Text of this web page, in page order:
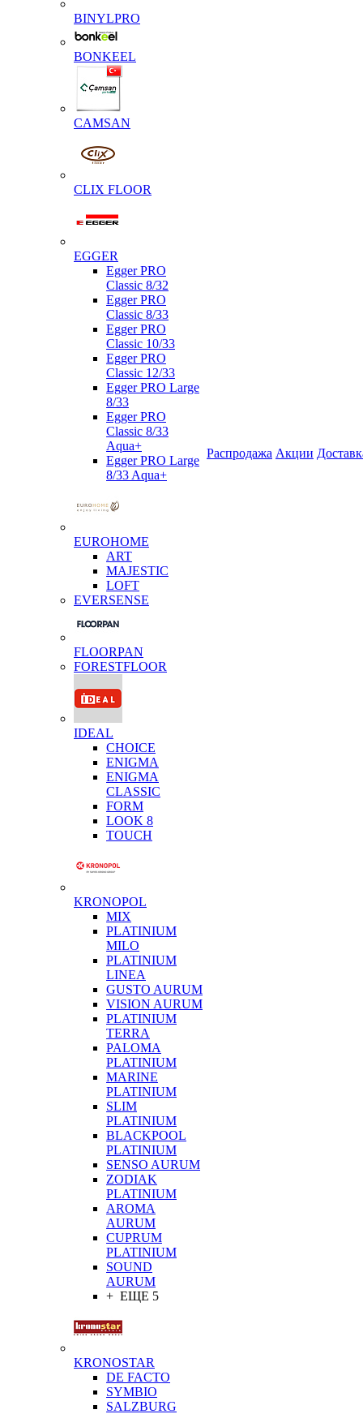
BINYLPRO
BONKEEL
CAMSAN
CLIX FLOOR
EGGER
Egger PRO
Classic 8/32
Egger PRO
Classic 8/33
Egger PRO
Classic 10/33
Egger PRO
Classic 12/33
Egger PRO Large
8/33
Egger PRO
Classic 8/33
Aqua+
Egger PRO Large
8/33 Aqua+
EUROHOME
ART
MAJESTIC
LOFT
EVERSENSE
FLOORPAN
FORESTFLOOR
IDEAL
CHOICE
ENIGMA
ENIGMA
CLASSIC
FORM
LOOK 8
TOUCH
KRONOPOL
MIX
PLATINIUM
MILO
PLATINIUM
LINEA
GUSTO AURUM
VISION AURUM
PLATINIUM
TERRA
PALOMA
PLATINIUM
MARINE
PLATINIUM
SLIM
PLATINIUM
BLACKPOOL
PLATINIUM
SENSO AURUM
ZODIAK
PLATINIUM
AROMA
AURUM
CUPRUM
PLATINIUM
SOUND
AURUM
+ ЕЩЕ 5
KRONOSTAR
DE FACTO
SYMBIO
SALZBURG
Распродажа Акции